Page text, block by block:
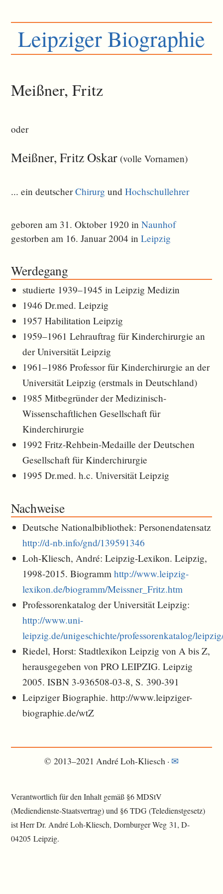
Leipziger Biographie
Meißner, Fritz
oder
Meißner, Fritz Oskar (volle Vornamen)
... ein deutscherChirurg undHochschullehrer
geboren am 31. Oktober 1920 inNaunhof
gestorben am 16. Januar 2004 inLeipzig
Werdegang
studierte 1939–1945 in Leipzig Medizin
1946 Dr.med. Leipzig
1957 Habilitation Leipzig
1959–1961 Lehrauftrag für Kinderchirurgie an
der Universität Leipzig
1961–1986 Professor für Kinderchirurgie an der
Universität Leipzig (erstmals in Deutschland)
1985 Mitbegründer der Medizinisch-
Wissenschaftlichen Gesellschaft für
Kinderchirurgie
1992 Fritz-Rehbein-Medaille der Deutschen
Gesellschaft für Kinderchirurgie
1995 Dr.med. h.c. Universität Leipzig
Nachweise
Deutsche Nationalbibliothek: Personendatensatz
http://d-nb.info/gnd/139591346
Loh-Kliesch, André: Leipzig-Lexikon. Leipzig,
1998-2015. Biogrammhttp://www.leipzig-
lexikon.de/biogramm/Meissner_Fritz.htm
Professorenkatalog der Universität Leipzig:
http://www.uni-
leipzig.de/unigeschichte/professorenkatalog/
Riedel, Horst: Stadtlexikon Leipzig von A bis Z,
herausgegeben von PRO LEIPZIG. Leipzig
2005. ISBN 3-936508-03-8, S. 390-391
Leipziger Biographie. http://www.leipziger-
biographie.de/wtZ
© 2013–2021 André Loh-Kliesch · ✉︎
Verantwortlich für den Inhalt gemäß §6 MDStV
(Mediendienste-Staatsvertrag) und §6 TDG (Teledienstgesetz)
ist Herr Dr. André Loh-Kliesch, Dornburger Weg 31, D-
04205 Leipzig.